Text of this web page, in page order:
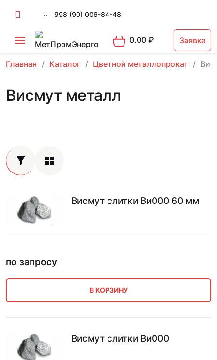
998 (90) 006-84-48
0.00₽ Заявка
Главная Каталог Цветной металлопрокат
Висмут металл
Висмут слитки Ви000 60 мм
по запросу
В КОРЗИНУ
Висмут слитки Ви000